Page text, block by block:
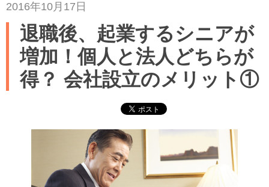
2016年10月17日
退職後、起業するシニアが
増加！個人と法人どちらが
得？ 会社設立のメリット①